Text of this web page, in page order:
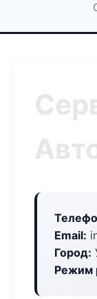
Email:
Город:
Режим